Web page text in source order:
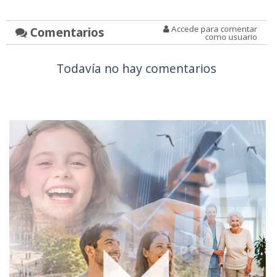
Comentarios Accede para comentar
como usuario
Todavía no hay comentarios